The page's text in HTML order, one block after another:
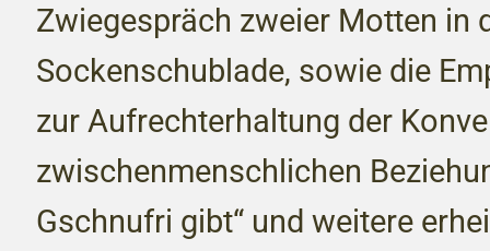
Zwiegespräch zweier Motten in
Sockenschublade, sowie die
zur Aufrechterhaltung der
zwischenmenschlichen
Gschnufri gibt“ und weitere